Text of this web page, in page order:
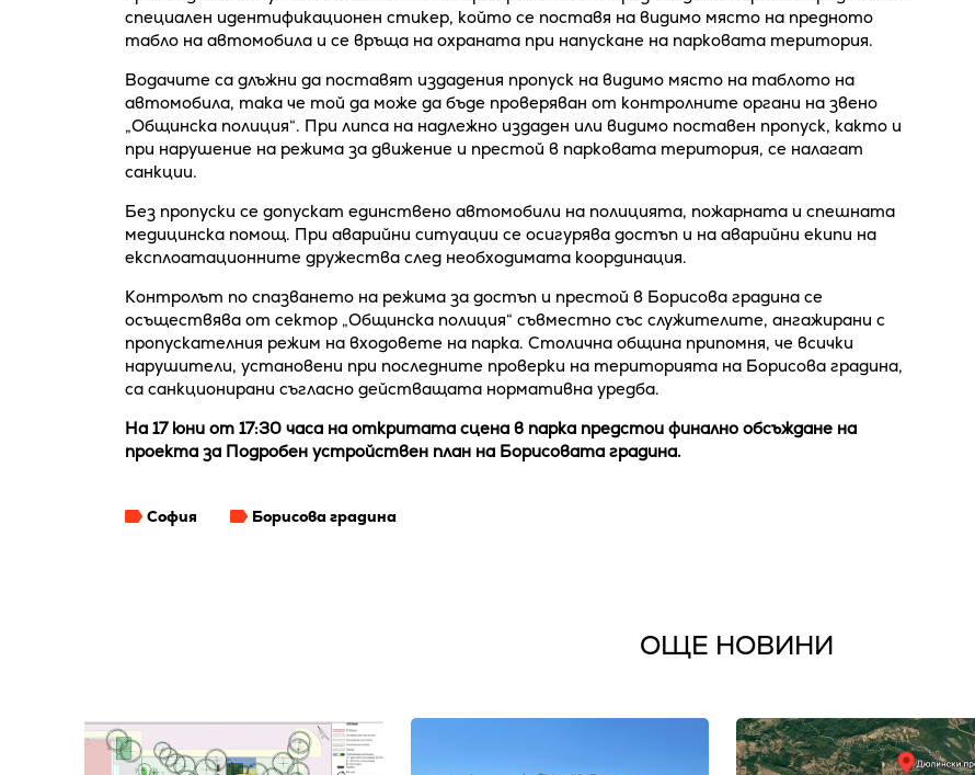
специален идентификационен стикер, който се поставя на видимо място на предното
табло на автомобила и се връща на охраната при напускане на парковата територия.
Водачите са длъжни да поставят издадения пропуск на видимо място на таблото на
автомобила, така че той да може да бъде проверяван от контролните органи на звено
„Общинска полиция“. При липса на надлежно издаден или видимо поставен пропуск, както и
при нарушение на режима за движение и престой в парковата територия, се налагат
санкции.
Без пропуски се допускат единствено автомобили на полицията, пожарната и спешната
медицинска помощ. При аварийни ситуации се осигурява достъп и на аварийни екипи на
експлоатационните дружества след необходимата координация.
Контролът по спазването на режима за достъп и престой в Борисова градина се
осъществява от сектор „Общинска полиция“ съвместно със служителите, ангажирани с
пропускателния режим на входовете на парка. Столична община припомня, че всички
нарушители, установени при последните проверки на територията на Борисова градина,
са санкционирани съгласно действащата нормативна уредба.
На 17 юни от 17:30 часа на откритата сцена в парка предстои финално обсъждане на
проекта за Подробен устройствен план на Борисовата градина.
София Борисова градина
ОЩЕ НОВИНИ